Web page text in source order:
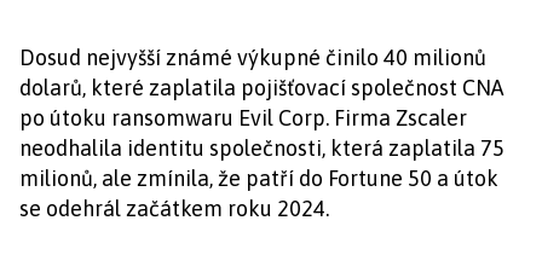
Dosud nejvyšší známé výkupné činilo 40 milionů
dolarů, které zaplatila pojišťovací společnost CNA
po útoku ransomwaru Evil Corp. Firma Zscaler
neodhalila identitu společnosti, která zaplatila 75
milionů, ale zmínila, že patří do Fortune 50 a útok
se odehrál začátkem roku 2024.